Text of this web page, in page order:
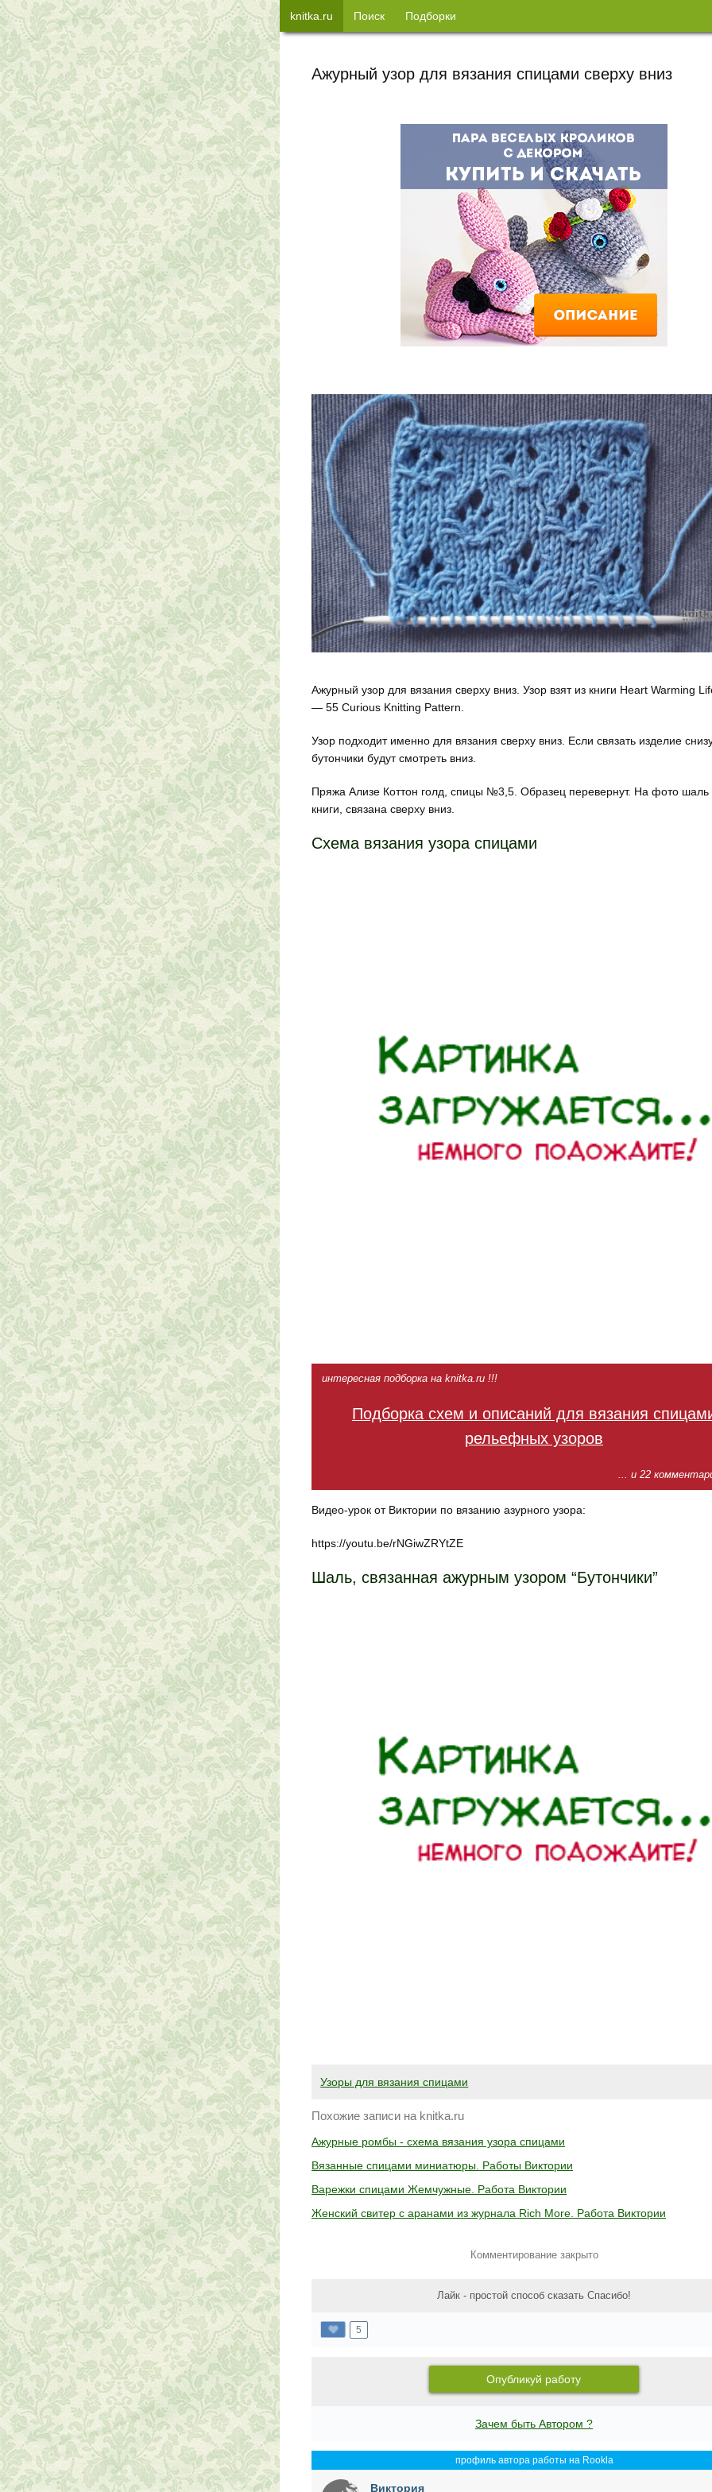
Ажурный узор для вязания спицами сверху вниз
Ажурный узор для вязания сверху вниз. Узор взят из книги Heart Warming
— 55 Curious Knitting Pattern.
Узор подходит именно для вязания сверху вниз. Если связать изделие
бутончики будут смотреть вниз.
Пряжа Ализе Коттон голд, спицы №3,5. Образец перевернут. На фото шаль
книги, связана сверху вниз.
Схема вязания узора спицами
интересная подборка на knitka.ru !!!
Подборка схем и описаний для вязания
рельефных узоров
... и 22
Видео-урок от Виктории по вязанию азурного узора:
https://youtu.be/rNGiwZRYtZE
Шаль, связанная ажурным узором “Бутончики”
Узоры для вязания спицами
Похожие записи на knitka.ru
Ажурные ромбы - схема вязания узора спицами
Вязанные спицами миниатюры. Работы Виктории
Варежки спицами Жемчужные. Работа Виктории
Женский свитер c аранами из журнала Rich More. Работа Виктории
Комментирование закрыто
Лайк - простой способ сказать Спасибо!
5
Опубликуй работу
Зачем быть Автором ?
профиль автора работы на Rookla
Виктория
knitka.ru Поиск Подборки